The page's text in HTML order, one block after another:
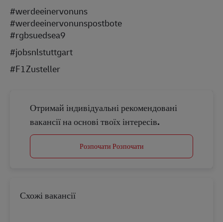
#werdeeinervonuns
#werdeeinervonunspostbote
#rgbsuedsea9
#jobsnlstuttgart
#F1Zusteller
Отримай індивідуальні рекомендовані
вакансії на основі твоїх інтересів.
Розпочати Розпочати
Схожі вакансії